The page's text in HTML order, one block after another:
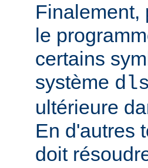
Finalement,
le
certains
système
ultérieure
En d'autres
doit